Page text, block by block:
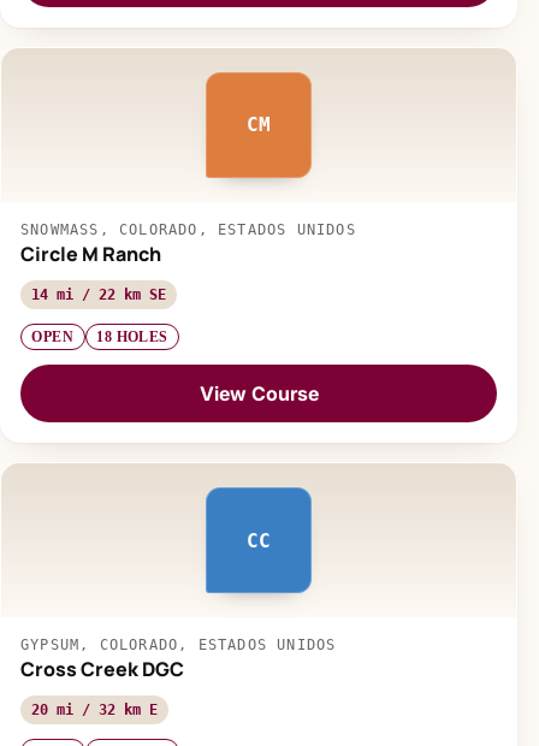
CM
SNOWMASS, COLORADO, ESTADOS UNIDOS
Circle M Ranch
14 mi / 22 km SE
OPEN 18 HOLES
View Course
CC
GYPSUM, COLORADO, ESTADOS UNIDOS
Cross Creek DGC
20 mi / 32 km E